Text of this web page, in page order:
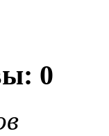
0